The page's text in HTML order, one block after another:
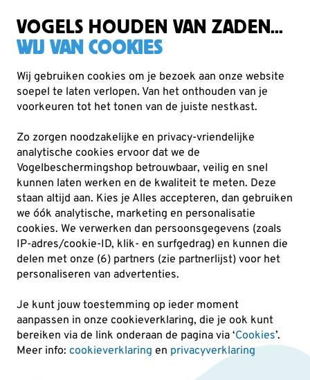
VOGELS HOUDEN VAN ZADEN...
WIJ VAN COOKIES
Wij gebruiken cookies om je bezoek aan onze website
soepel te laten verlopen. Van het onthouden van je
voorkeuren tot het tonen van de juiste nestkast.
Zo zorgen noodzakelijke en privacy-vriendelijke
analytische cookies ervoor dat we de
Vogelbeschermingshop betrouwbaar, veilig en snel
kunnen laten werken en de kwaliteit te meten. Deze
staan altijd aan. Kies je Alles accepteren, dan gebruiken
we óók analytische, marketing en personalisatie
cookies. We verwerken dan persoonsgegevens (zoals
IP-adres/cookie-ID, klik- en surfgedrag) en kunnen die
delen met onze (6) partners (zie partnerlijst) voor het
personaliseren van advertenties.
Je kunt jouw toestemming op ieder moment
aanpassen in onze cookieverklaring, die je ook kunt
bereiken via de link onderaan de pagina via ‘Cookies’.
Meer info: cookieverklaring en privacyverklaring
Vogelvoer Vetbollen